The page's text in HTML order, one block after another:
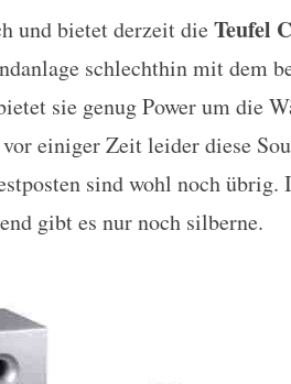
E Magnum
und bietet derzeit dieTeufel
schlechthin mit dem
sie genug Power um die
einiger Zeit leider diese
sind wohl noch übrig.
gibt es nur noch silberne.